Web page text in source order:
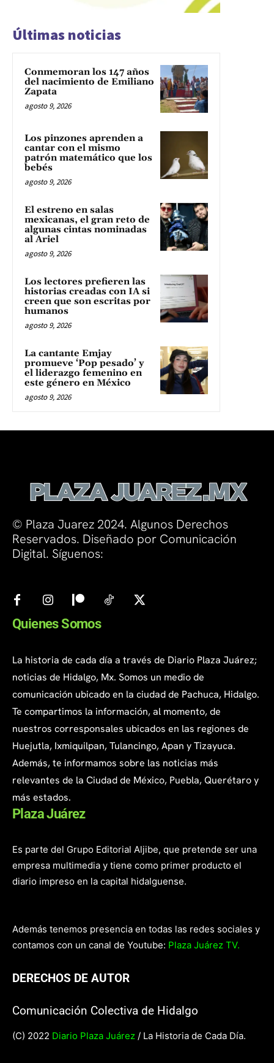
Últimas noticias
Conmemoran los 147 años
del nacimiento de Emiliano
Zapata
agosto 9, 2026
Los pinzones aprenden a
cantar con el mismo
patrón matemático que los
bebés
agosto 9, 2026
El estreno en salas
mexicanas, el gran reto de
algunas cintas nominadas
al Ariel
agosto 9, 2026
Los lectores prefieren las
historias creadas con IA si
creen que son escritas por
humanos
agosto 9, 2026
La cantante Emjay
promueve ‘Pop pesado’ y
el liderazgo femenino en
este género en México
agosto 9, 2026
© Plaza Juarez 2024. Algunos Derechos
Reservados. Diseñado por Comunicación
Digital. Síguenos:
Quienes Somos
La historia de cada día a través de Diario Plaza Juárez;
noticias de Hidalgo, Mx. Somos un medio de
comunicación ubicado en la ciudad de Pachuca, Hidalgo.
Te compartimos la información, al momento, de
nuestros corresponsales ubicados en las regiones de
Huejutla, Ixmiquilpan, Tulancingo, Apan y Tizayuca.
Además, te informamos sobre las noticias más
relevantes de la Ciudad de México, Puebla, Querétaro y
más estados.
Plaza Juárez
Es parte del Grupo Editorial Aljibe, que pretende ser una
empresa multimedia y tiene como primer producto el
diario impreso en la capital hidalguense.
Además tenemos presencia en todas las redes sociales y
contamos con un canal de Youtube: Plaza Juárez TV.
DERECHOS DE AUTOR
Comunicación Colectiva de Hidalgo
(C) 2022 Diario Plaza Juárez / La Historia de Cada Día.